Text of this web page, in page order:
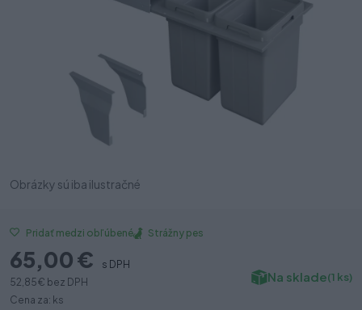
Obrázky sú iba ilustračné
Pridať medzi obľúbené Strážny pes
65,00 €
s DPH
52,85 € bez DPH
Cena za: ks
Na sklade(1 ks)